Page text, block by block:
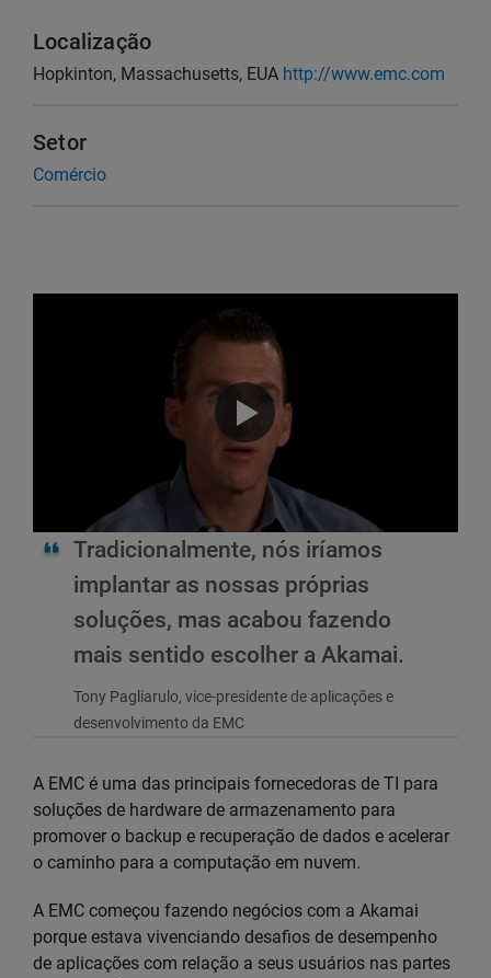
Tradicionalmente, nós iríamos
implantar as nossas próprias
soluções, mas acabou fazendo
mais sentido escolher a Akamai.
Tony Pagliarulo, vice-presidente de aplicações e
desenvolvimento da EMC
A EMC é uma das principais fornecedoras de TI para
soluções de hardware de armazenamento para
promover o backup e recuperação de dados e acelerar
o caminho para a computação em nuvem.
A EMC começou fazendo negócios com a Akamai
porque estava vivenciando desafios de desempenho
de aplicações com relação a seus usuários nas partes
Localização
Hopkinton, Massachusetts, EUA http://www.emc.com
Setor
Comércio